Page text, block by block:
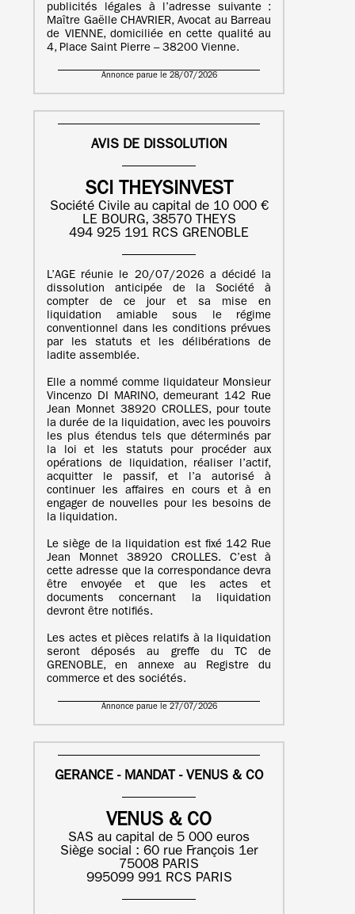
publicités légales à l’adresse suivante :
Maître Gaëlle CHAVRIER, Avocat au Barreau
de VIENNE, domiciliée en cette qualité au
4, Place Saint Pierre – 38200 Vienne.
Annonce parue le 28/07/2026
AVIS DE DISSOLUTION
SCI THEYSINVEST
Société Civile au capital de 10 000 €
LE BOURG, 38570 THEYS
494 925 191 RCS GRENOBLE
L’AGE réunie le 20/07/2026 a décidé la
dissolution anticipée de la Société à
compter de ce jour et sa mise en
liquidation amiable sous le régime
conventionnel dans les conditions prévues
par les statuts et les délibérations de
ladite assemblée.
Elle a nommé comme liquidateur Monsieur
Vincenzo DI MARINO, demeurant 142 Rue
Jean Monnet 38920 CROLLES, pour toute
la durée de la liquidation, avec les pouvoirs
les plus étendus tels que déterminés par
la loi et les statuts pour procéder aux
opérations de liquidation, réaliser l’actif,
acquitter le passif, et l’a autorisé à
continuer les affaires en cours et à en
engager de nouvelles pour les besoins de
la liquidation.
Le siège de la liquidation est fixé 142 Rue
Jean Monnet 38920 CROLLES. C’est à
cette adresse que la correspondance devra
être envoyée et que les actes et
documents concernant la liquidation
devront être notifiés.
Les actes et pièces relatifs à la liquidation
seront déposés au greffe du TC de
GRENOBLE, en annexe au Registre du
commerce et des sociétés.
Annonce parue le 27/07/2026
GERANCE - MANDAT - VENUS & CO
VENUS & CO
SAS au capital de 5 000 euros
Siège social : 60 rue François 1er
75008 PARIS
995099 991 RCS PARIS